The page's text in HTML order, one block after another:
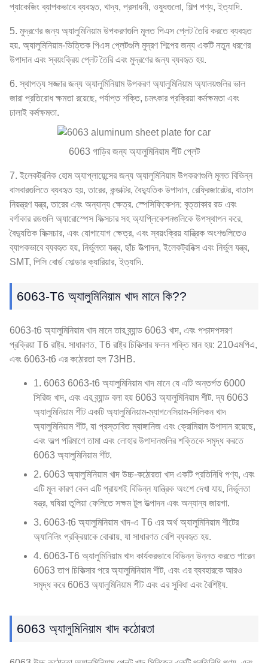
প্যাকেজিং ব্যাপকভাবে ব্যবহৃত, খাদ্য, প্রসাধনী, ওষুধগুলো, শিল্প পণ্য, ইত্যাদি.
5. মুদ্রণের জন্য অ্যালুমিনিয়াম উপকরণগুলি মূলত পিএস প্লেট তৈরি করতে ব্যবহৃত
হয়. অ্যালুমিনিয়াম-ভিত্তিক পিএস প্লেটগুলি মুদ্রণ শিল্পের জন্য একটি নতুন ধরণের
উপাদান এবং স্বয়ংক্রিয় প্লেট তৈরি এবং মুদ্রণের জন্য ব্যবহৃত হয়.
6. স্থাপত্য সজ্জার জন্য অ্যালুমিনিয়াম উপকরণ অ্যালুমিনিয়াম অ্যালয়গুলির ভাল
জারা প্রতিরোধ ক্ষমতা রয়েছে, পর্যাপ্ত শক্তি, চমৎকার প্রক্রিয়া কর্মক্ষমতা এবং
ঢালাই কর্মক্ষমতা.
6063 গাড়ির জন্য অ্যালুমিনিয়াম শীট প্লেট
7. ইলেকট্রনিক হোম অ্যাপ্লায়েন্সের জন্য অ্যালুমিনিয়াম উপকরণগুলি মূলত বিভিন্ন
বাসবারগুলিতে ব্যবহৃত হয়, তারের, কন্ডাক্টর, বৈদ্যুতিক উপাদান, রেফ্রিজারেটর, বাতাস
নিয়ন্ত্রণ যন্ত্র, তারের এবং অন্যান্য ক্ষেত্র. স্পেসিফিকেশন: বৃত্তাকার রড এবং
বর্গাকার রডগুলি অ্যারোস্পেস ফিক্সচার সহ অ্যাপ্লিকেশনগুলিকে উপস্থাপন করে,
বৈদ্যুতিক ফিক্সচার, এবং যোগাযোগ ক্ষেত্র, এবং স্বয়ংক্রিয় যান্ত্রিক অংশগুলিতেও
ব্যাপকভাবে ব্যবহৃত হয়, নির্ভুলতা যন্ত্র, ছাঁচ উত্পাদন, ইলেকট্রনিক্স এবং নির্ভুল যন্ত্র,
SMT, পিসি বোর্ড সোল্ডার ক্যারিয়ার, ইত্যাদি.
6063-T6 অ্যালুমিনিয়াম খাদ মানে কি??
6063-t6 অ্যালুমিনিয়াম খাদ মানে তার ব্র্যান্ড 6063 খাদ, এবং পশ্চাদপসরণ
প্রক্রিয়া T6 রাষ্ট্র. সাধারণত, T6 রাষ্ট্র চিকিত্সার ফলন শক্তি মান হয়: 210এমপিএ,
এবং 6063-t6 এর কঠোরতা হল 73HB.
1. 6063 6063-t6 অ্যালুমিনিয়াম খাদ মানে যে এটি অন্তর্গত 6000
সিরিজ খাদ, এবং এর ব্র্যান্ড বলা হয় 6063 অ্যালুমিনিয়াম শীট. দ্য 6063
অ্যালুমিনিয়াম শীট একটি অ্যালুমিনিয়াম-ম্যাগনেসিয়াম-সিলিকন খাদ
অ্যালুমিনিয়াম শীট, যা প্রস্তাবিত ম্যাঙ্গানিজ এবং ক্রোমিয়াম উপাদান রয়েছে,
এবং অল্প পরিমাণে তামা এবং লোহার উপাদানগুলির শক্তিকে সমৃদ্ধ করতে
6063 অ্যালুমিনিয়াম শীট.
2. 6063 অ্যালুমিনিয়াম খাদ উচ্চ-কঠোরতা খাদ একটি প্রতিনিধি পণ্য, এবং
এটি মূল কারণ কেন এটি প্রায়শই বিভিন্ন যান্ত্রিক অংশে দেখা যায়, নির্ভুলতা
যন্ত্র, ঘষিয়া তুলিয়া ফেলিতে সক্ষম টুল উত্পাদন এবং অন্যান্য জায়গা.
3. 6063-t6 অ্যালুমিনিয়াম খাদ-এ T6 এর অর্থ অ্যালুমিনিয়াম শীটের
অ্যানিলিং প্রক্রিয়াকে বোঝায়, যা সাধারণত বেশি ব্যবহৃত হয়.
4. 6063-T6 অ্যালুমিনিয়াম খাদ কার্যকরভাবে বিভিন্ন উন্নত করতে পারেন
6063 তাপ চিকিত্সার পরে অ্যালুমিনিয়াম শীট, এবং এর ব্যবহারকে আরও
সমৃদ্ধ করে 6063 অ্যালুমিনিয়াম শীট এবং এর সুবিধা এবং বৈশিষ্ট্য.
6063 অ্যালুমিনিয়াম খাদ কঠোরতা